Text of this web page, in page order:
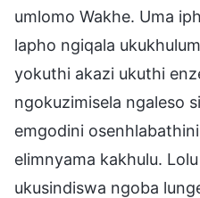
umlomo Wakhe. Uma
lapho ngiqala
yokuthi akazi ukuthi
ngokuzimisela ngaleso
emgodini
elimnyama kakhulu.
ukusindiswa ngoba